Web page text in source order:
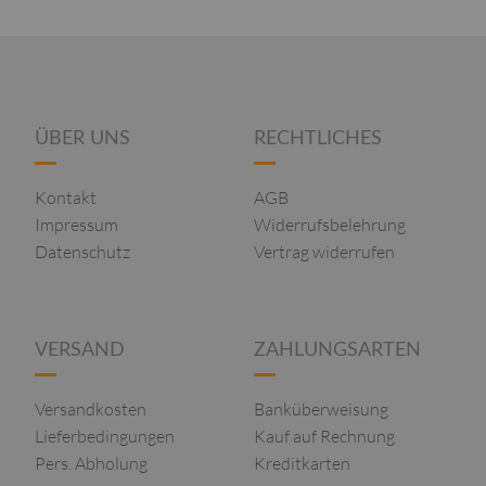
ÜBER UNS
Kontakt
Impressum
Datenschutz
RECHTLICHES
AGB
Widerrufsbelehrung
Vertrag widerrufen
VERSAND
Versandkosten
Lieferbedingungen
Pers. Abholung
ZAHLUNGSARTEN
Banküberweisung
Kauf auf Rechnung
Kreditkarten